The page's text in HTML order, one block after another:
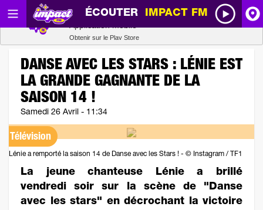
ÉCOUTER IMPACT FM
DANSE AVEC LES STARS : LÉNIE EST
LA GRANDE GAGNANTE DE LA
SAISON 14 !
Samedi 26 Avril - 11:34
Télévision
Lénie a remporté la saison 14 de Danse avec les Stars ! - © Instagram / TF1
La jeune chanteuse Lénie a brillé
vendredi soir sur la scène de "Danse
avec les stars" en décrochant la victoire
Radio SCOOP
Obtenir sur le Play Store
Télécharger